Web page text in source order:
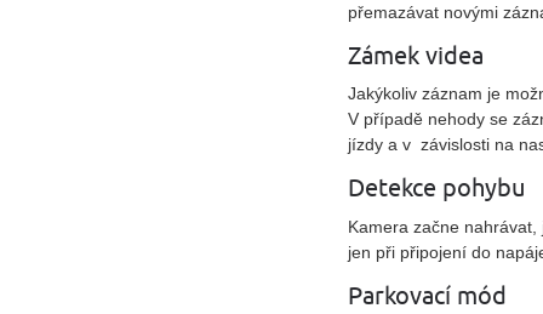
přemazávat novými
Zámek videa
Jakýkoliv záznam je
V případě nehody se
jízdy a v závislosti na
Detekce pohybu
Kamera začne
jen při připojení do
Parkovací mód